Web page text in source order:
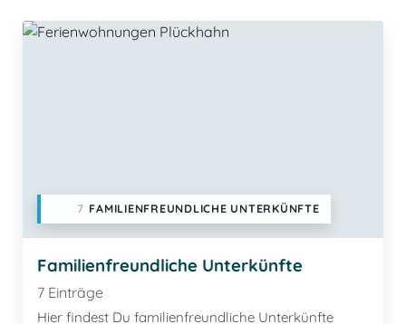
7 FAMILIENFREUNDLICHE UNTERKÜNFTE
Familienfreundliche Unterkünfte
7 Einträge
Hier findest Du familienfreundliche Unterkünfte